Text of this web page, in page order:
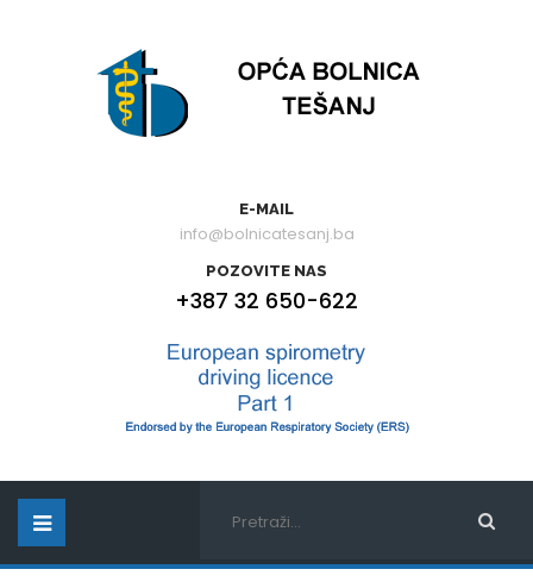
E-MAIL
info@bolnicatesanj.ba
POZOVITE NAS
+387 32 650-622